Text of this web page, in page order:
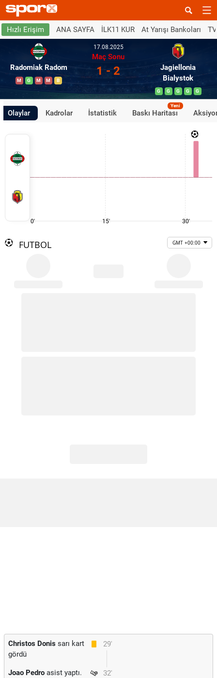
Hızlı Erişim ANA SAYFA İLK11 KUR At Yarışı Bankoları
Radomiak Radom
M G M M B
17.08.2025
Maç Sonu
1 - 2
Jagiellonia
Bialystok
G G G G G
Olaylar Kadrolar İstatistik Baskı Haritası
Yeni
0' 15' 30'
FUTBOL GMT +00:00
29'
Christos Donis sarı kart
gördü
32'
Joao Pedro asist yaptı.